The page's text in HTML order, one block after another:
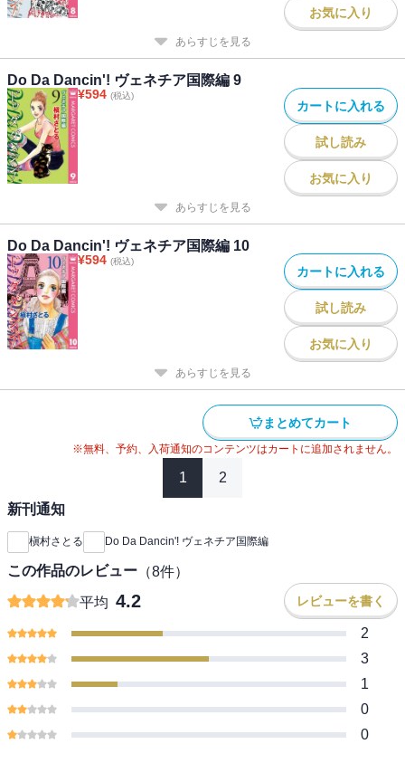
お気に入り
あらすじを見る
Do Da Dancin'! ヴェネチア国際編 9
¥594 (税込)
カートに入れる
試し読み
お気に入り
あらすじを見る
Do Da Dancin'! ヴェネチア国際編 10
¥594 (税込)
カートに入れる
試し読み
お気に入り
あらすじを見る
まとめてカート
※無料、予約、入荷通知のコンテンツはカートに追加されません。
1 2
新刊通知
槇村さとる Do Da Dancin'! ヴェネチア国際編
この作品のレビュー （8件）
平均 4.2 レビューを書く
2
3
1
0
0